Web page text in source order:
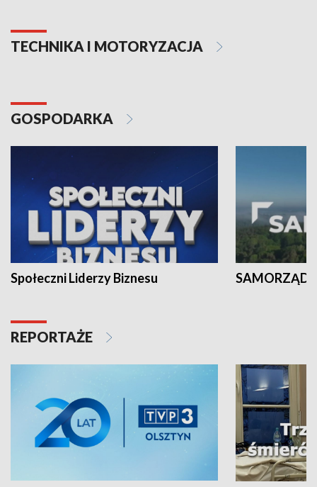
TECHNIKA I MOTORYZACJA
GOSPODARKA
Społeczni Liderzy Biznesu SAMORZĄD
REPORTAŻE